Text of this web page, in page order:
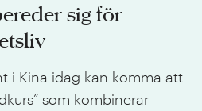
sig för
i Kina idag kan komma att
som kombinerar